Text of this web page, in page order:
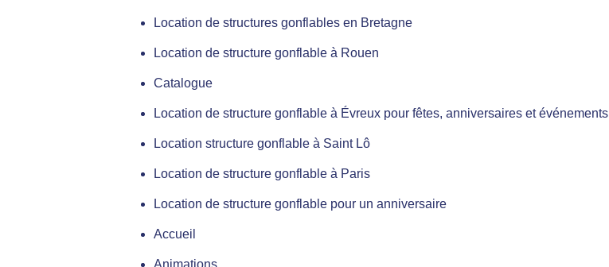
Location de structures gonflables en Bretagne
Location de structure gonflable à Rouen
Catalogue
Location de structure gonflable à Évreux pour fêtes, anniversaires et événements
Location structure gonflable à Saint Lô
Location de structure gonflable à Paris
Location de structure gonflable pour un anniversaire
Accueil
Animations